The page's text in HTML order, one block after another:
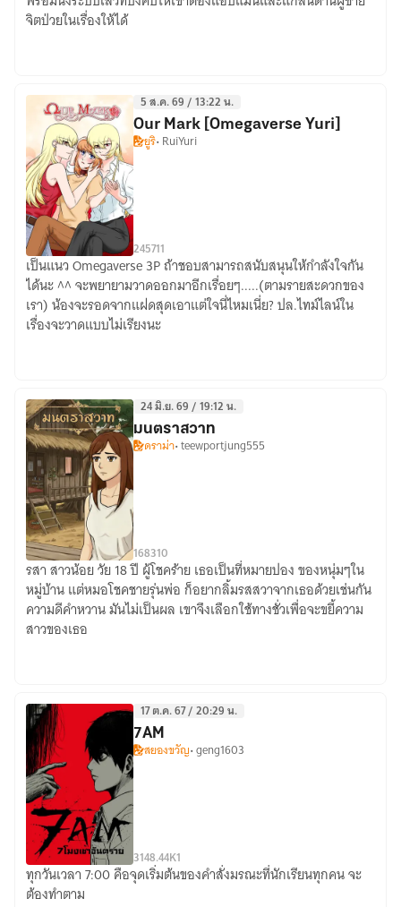
ดีๆ
ที่
วัย
ทะลุ
มิติ
มา
อยู่
ใน
ร่าง
ชาย
ชาตรี
ที่
มาร
ด้วย
ค่ะ
จิตป่วยในเรื่องให้ได้
Our
Mark
[Omegaverse
Yuri]
5 ส.ค. 69 / 13:22 น.
Our Mark [Omegaverse Yuri]
ยูริ• RuiYuri
245711
เป็นแนว Omegaverse 3P ถ้าชอบสามารถสนับสนุนให้กำลังใจกัน
ได้นะ ^^ จะพยายามวาดออกมาอีกเรื่อยๆ.....(ตามรายสะดวกของ
เรา) น้องจะรอดจากแฝดสุดเอาแต่ใจนี่ไหมเนี่ย? ปล.ไทม์ไลน์ใน
เรื่องจะวาดแบบไม่เรียงนะ
มน
ตรา
สวาท
24 มิ.ย. 69 / 19:12 น.
มนตราสวาท
ดราม่า• teewportjung555
168310
รสา สาวน้อย วัย 18 ปี ผู้โชคร้าย เธอเป็นที่หมายปอง ของหนุ่มๆใน
หมู่บ้าน แต่หมอโชคชายรุ่นพ่อ ก็อยากลิ้มรสสวาจากเธอด้วยเช่นกัน
ความดีคำหวาน มันไม่เป็นผล เขาจึงเลือกใช้ทางชั่วเพื่อจะขยี้ความ
สาวของเธอ
7AM
17 ต.ค. 67 / 20:29 น.
7AM
สยองขวัญ• geng1603
3148.44K1
ทุกวันเวลา 7:00 คือจุดเริ่มต้นของคำสั่งมรณะที่นักเรียนทุกคน จะ
ต้องทำตาม